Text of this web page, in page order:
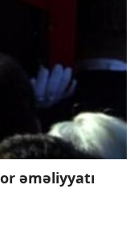
əməliyyatı